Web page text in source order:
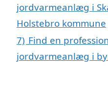
jordvarmeanlæg i
Holstebro kommune
7) Find en
jordvarmeanlæg i